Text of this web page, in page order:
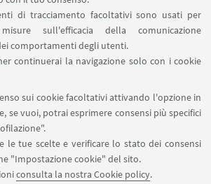
di tracciamento facoltativi sono usati per
sull'efficacia della comunicazione
comportamenti degli utenti.
continuerai la navigazione solo con i cookie
sui cookie facoltativi attivando l'opzione in
se vuoi, potrai esprimere consensi più specifici
le tue scelte e verificare lo stato dei consensi
"Impostazione cookie" del sito.
consulta la nostra Cookie policy.
di informazioni sul virus COVID-
ed editori rendono accessibili
Via Massarenti 9, Bologna